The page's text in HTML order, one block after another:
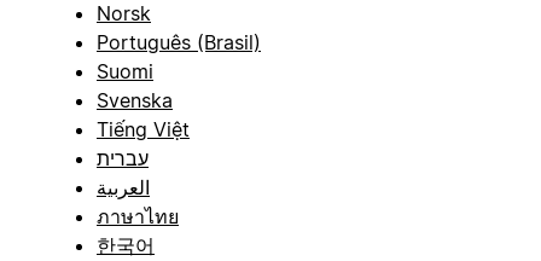
Norsk
Português (Brasil)
Suomi
Svenska
Tiếng Việt
עברית
العربية
ภาษาไทย
한국어